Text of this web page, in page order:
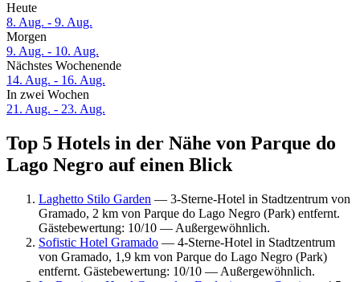
Heute
8. Aug. - 9. Aug.
Morgen
9. Aug. - 10. Aug.
Nächstes Wochenende
14. Aug. - 16. Aug.
In zwei Wochen
21. Aug. - 23. Aug.
Top 5 Hotels in der Nähe von Parque do
Lago Negro auf einen Blick
Laghetto Stilo Garden — 3-Sterne-Hotel in Stadtzentrum von
Gramado, 2 km von Parque do Lago Negro (Park) entfernt.
Gästebewertung: 10/10 — Außergewöhnlich.
Sofistic Hotel Gramado — 4-Sterne-Hotel in Stadtzentrum
von Gramado, 1,9 km von Parque do Lago Negro (Park)
entfernt. Gästebewertung: 10/10 — Außergewöhnlich.